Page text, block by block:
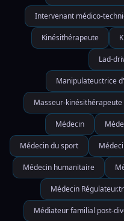
Intervenant médico-
Kinésithérapeute
Lad-
Manipulateur.trice
Masseur-kinésithérapeute
Médecin
Médecin du sport
Médecin humanitaire
Médecin
Médiateur familial post-